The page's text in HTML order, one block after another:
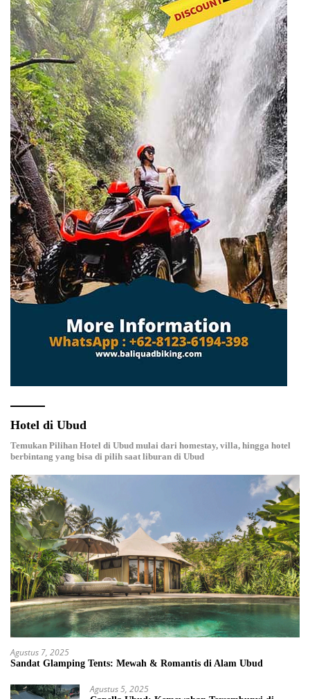
Hotel di Ubud
Temukan Pilihan Hotel di Ubud mulai dari homestay, villa, hingga hotel
berbintang yang bisa di pilih saat liburan di Ubud
Agustus 7, 2025
Sandat Glamping Tents: Mewah & Romantis di Alam Ubud
Agustus 5, 2025